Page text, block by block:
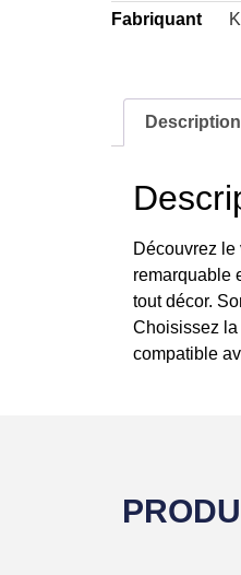
Fabriquant
Description
Découvrez
remarquable
tout décor.
Choisissez la
compatible